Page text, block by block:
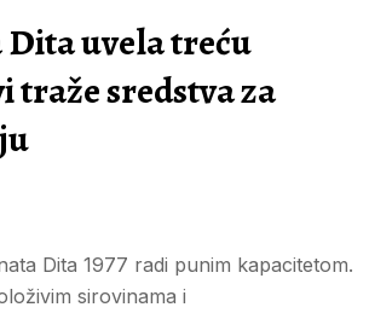
uvela treću
traže sredstva za
Dita 1977 radi punim kapacitetom.
sirovinama i